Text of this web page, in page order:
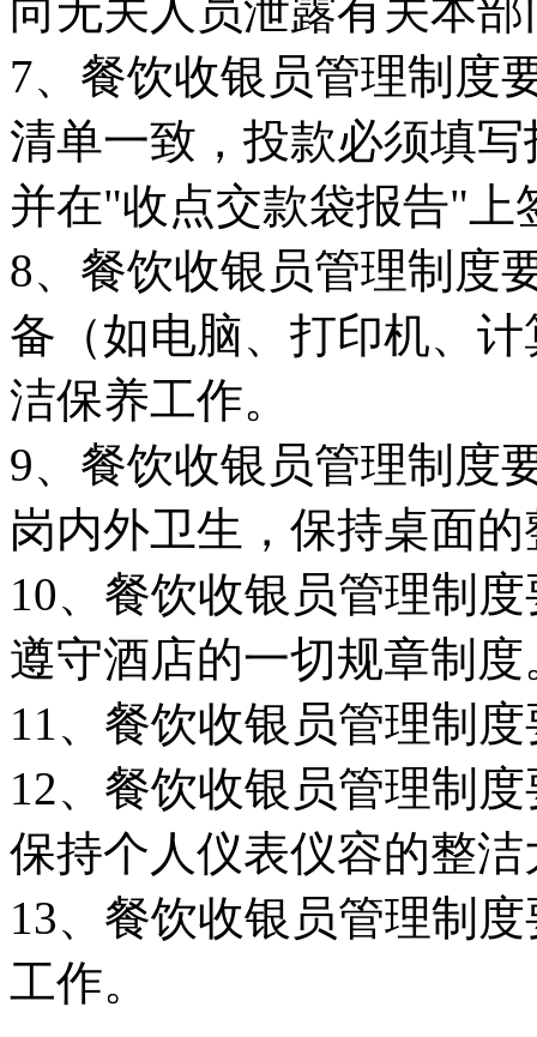
向无关人员泄露有关本
7、餐饮收银员管理制度
清单一致，投款必须填
并在"收点交款袋报告"上
8、餐饮收银员管理制度
备（如电脑、打印机、
洁保养工作。
9、餐饮收银员管理制度
岗内外卫生，保持桌面
10、餐饮收银员管理制
遵守酒店的一切规章制度
11、餐饮收银员管理制
12、餐饮收银员管理制
保持个人仪表仪容的整洁
13、餐饮收银员管理制
工作。